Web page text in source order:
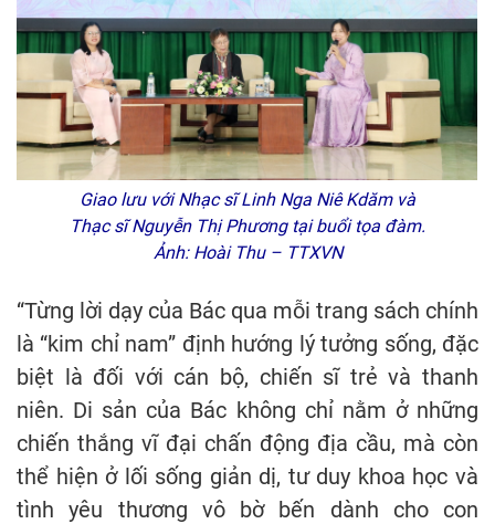
Giao lưu với Nhạc sĩ Linh Nga Niê Kdăm và
Thạc sĩ Nguyễn Thị Phương tại buổi tọa đàm.
Ảnh: Hoài Thu – TTXVN
“Từng lời dạy của Bác qua mỗi trang sách chính
là “kim chỉ nam” định hướng lý tưởng sống, đặc
biệt là đối với cán bộ, chiến sĩ trẻ và thanh
niên. Di sản của Bác không chỉ nằm ở những
chiến thắng vĩ đại chấn động địa cầu, mà còn
thể hiện ở lối sống giản dị, tư duy khoa học và
tình yêu thương vô bờ bến dành cho con